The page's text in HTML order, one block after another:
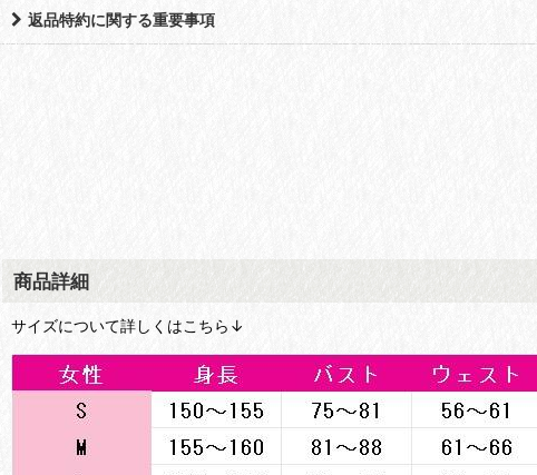
返品特約に関する重要事項
商品詳細
サイズについて詳しくはこちら↓